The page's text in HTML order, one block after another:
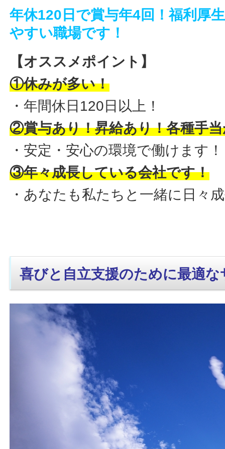
年休120日で賞与年4回！福利厚
やすい職場です！
【オススメポイント】
①休みが多い！
・年間休日120日以上！
②賞与あり！昇給あり！各種手
・安定・安心の環境で働けます！
③年々成長している会社です！
・あなたも私たちと一緒に日々
喜びと自立支援のために最適な